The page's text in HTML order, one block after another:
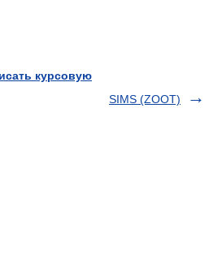
курсовую
SIMS (ZOOT)